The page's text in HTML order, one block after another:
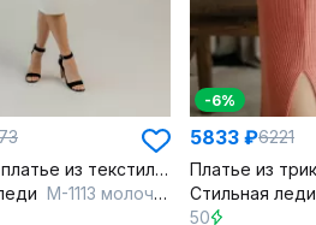
Нарядное платье из текстиля для торжественных мероприятий
М-1113 молочный
-6%
5833 ₽6221
Стильная леди
50